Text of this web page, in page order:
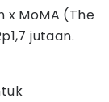
x MoMA (The
jutaan.